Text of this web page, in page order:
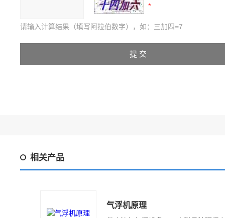
请输入计算结果（填写阿拉伯数字），如：三加四=7
相关产品
气浮机原理